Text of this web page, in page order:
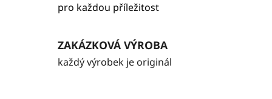
pro každou příležitost
ZAKÁZKOVÁ VÝROBA
každý výrobek je originál